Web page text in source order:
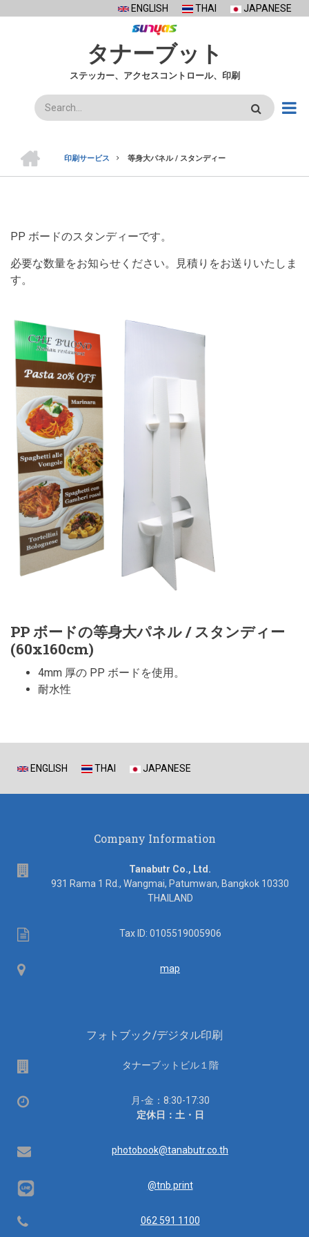
ENGLISH THAI JAPANESE
タナーブット
ステッカー、アクセスコントロール、印刷
検
索
BREADCRUMB
ー
ム
印刷サービス 等身大パネル / スタンディー
PP ボードのスタンディーです。
必要な数量をお知らせください。見積りをお送りいたしま
す。
PP ボードの等身大パネル / スタンディー
(60x160cm)
4mm 厚の PP ボードを使用。
耐水性
ENGLISH THAI JAPANESE
Company Information
Tanabutr Co., Ltd.
931 Rama 1 Rd., Wangmai, Patumwan, Bangkok 10330
THAILAND
Tax
Tax ID: 0105519005906
Map map
フォトブック/デジタル印刷
タナーブットビル１階
営
月-金：8:30-17:30
定休日：土・日
Email photobook@tanabutr.co.th
@tnb.print
Telephone 062 591 1100